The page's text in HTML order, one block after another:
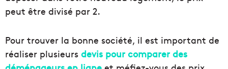
peut être divisé par 2.
Pour trouver la bonne société, il est important de
réaliser plusieurs devis pour comparer des